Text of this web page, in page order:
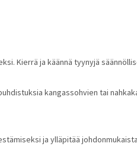
Kierrä ja käännä tyynyjä
kangassohvien tai
ja ylläpitää johdonmukaista